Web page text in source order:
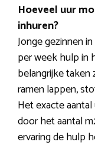
Hoeveel uur
inhuren?
Jonge gezinnen
per week hulp in
belangrijke
ramen lappen,
Het exacte
door het aantal
ervaring de hulp